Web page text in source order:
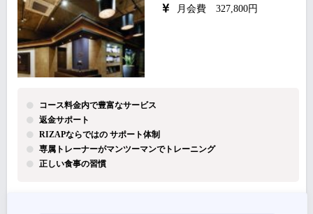
月会費 327,800円
コース料金内で豊富なサービス
返金サポート
RIZAPならではの サポート体制
専属トレーナーがマンツーマンでトレーニング
正しい食事の習慣